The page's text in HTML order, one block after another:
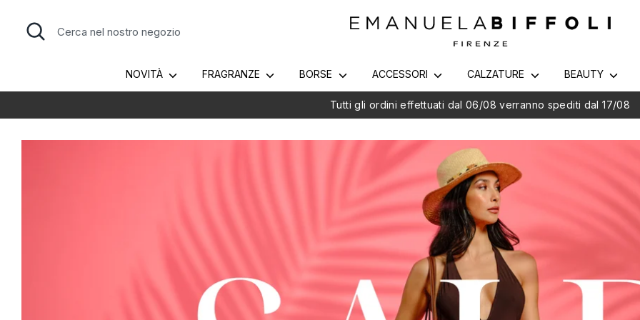
contenuto
Cerca
Cerca
nel
NOVITÀ FRAGRANZE BORSE ACCESSORI CALZATURE BEAUTY
Spedizione in 24/48h - Gratis da €65